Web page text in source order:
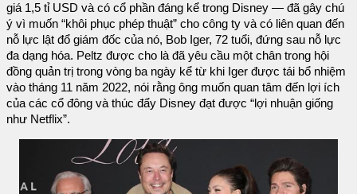
giá 1,5 tỉ USD và có cổ phần đáng kể trong Disney — đã gây chú
ý vì muốn “khôi phục phép thuật” cho công ty và có liên quan đến
nỗ lực lật đổ giám đốc của nó, Bob Iger, 72 tuổi, đứng sau nỗ lực
đa dạng hóa. Peltz được cho là đã yêu cầu một chân trong hội
đồng quản trị trong vòng ba ngày kể từ khi Iger được tái bổ nhiệm
vào tháng 11 năm 2022, nói rằng ông muốn quan tâm đến lợi ích
của các cổ đông và thúc đẩy Disney đạt được “lợi nhuận giống
như Netflix”.